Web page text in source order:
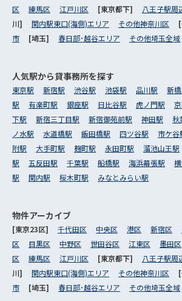
区
練馬区 江戸川区 [東京都下] 八王子駅周
川] 関内駅東口(海側)エリア その他神奈川区
市
[埼玉] 春日部･越谷エリア その他埼玉全域
人気駅から貸事務所を探す
東京駅 新宿駅 渋谷駅 池袋駅 品川駅 新
駅
有楽町駅 銀座駅 日比谷駅 虎ノ門駅
下駅
新宿三丁目駅 新宿御苑前駅 神田駅 秋
ノ水駅
水道橋駅 飯田橋駅 四ツ谷駅 市ケ谷
附駅
大手町駅 麹町駅 永田町駅 溜池山王駅
駅
五反田駅 千葉駅 船橋駅 海浜幕張駅
駅
関内駅 桜木町駅 みなとみらい駅
物件アーカイブ
[東京23区] 千代田区 中央区 港区 新宿区
区
目黒区 中野区 世田谷区 江東区 墨田区
区
練馬区 江戸川区 [東京都下] 八王子駅周
川] 関内駅東口(海側)エリア その他神奈川区
市
[埼玉] 春日部･越谷エリア その他埼玉全域